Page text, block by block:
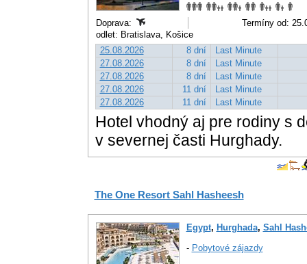
Doprava:
Termíny od:
odlet: Bratislava, Košice
25.08.2026
8 dní
Last Minute
27.08.2026
8 dní
Last Minute
27.08.2026
8 dní
Last Minute
27.08.2026
11 dní
Last Minute
27.08.2026
11 dní Last Minute
Hotel vhodný aj pre rodiny s
v severnej časti Hurghady.
The One Resort Sahl Hasheesh
Egypt, Hurghada, Sahl
- Pobytové zájazdy